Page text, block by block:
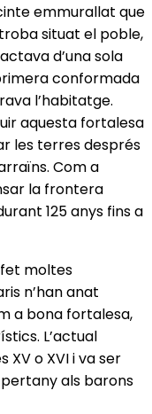
emmurallat que
situat el poble,
d’una sola
conformada
l’habitatge.
aquesta fortalesa
les terres després
Com a
la frontera
125 anys fins a
fet moltes
n’han anat
a bona fortalesa,
L’actual
XV o XVI i va ser
als barons